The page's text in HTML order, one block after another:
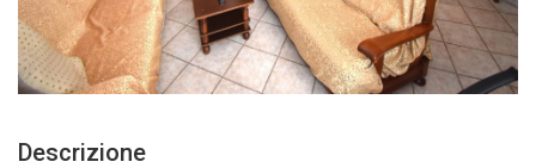
Descrizione